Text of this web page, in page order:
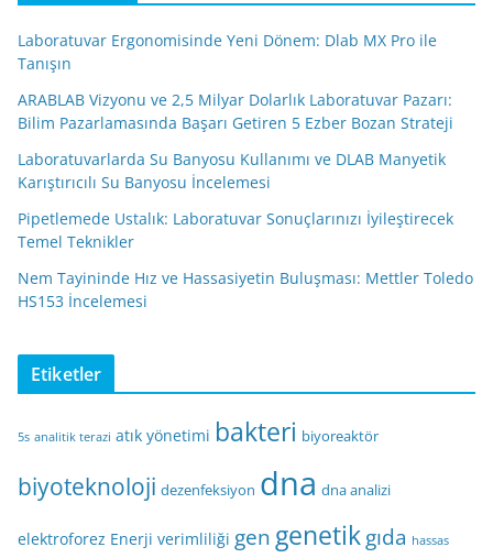
Laboratuvar Ergonomisinde Yeni Dönem: Dlab MX Pro ile
Tanışın
ARABLAB Vizyonu ve 2,5 Milyar Dolarlık Laboratuvar Pazarı:
Bilim Pazarlamasında Başarı Getiren 5 Ezber Bozan Strateji
Laboratuvarlarda Su Banyosu Kullanımı ve DLAB Manyetik
Karıştırıcılı Su Banyosu İncelemesi
Pipetlemede Ustalık: Laboratuvar Sonuçlarınızı İyileştirecek
Temel Teknikler
Nem Tayininde Hız ve Hassasiyetin Buluşması: Mettler Toledo
HS153 İncelemesi
Etiketler
5s analitik terazi atık yönetimi bakteri biyoreaktör
biyoteknoloji dezenfeksiyon dna dna analizi
elektroforez Enerji verimliliği gen genetikgıda hassas